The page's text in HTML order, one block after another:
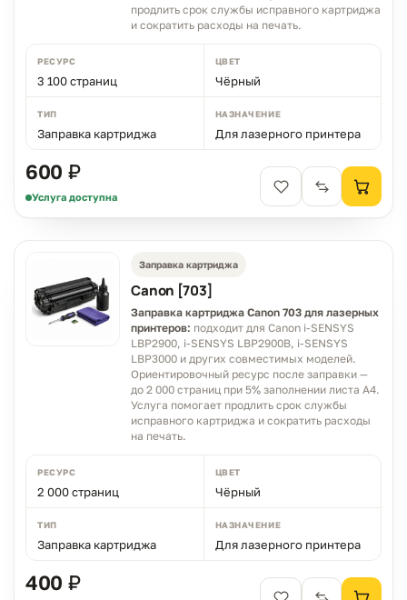
продлить срок службы исправного картриджа
и сократить расходы на печать.
РЕСУРС
3 100 страниц
ЦВЕТ
Чёрный
ТИП
Заправка картриджа
НАЗНАЧЕНИЕ
Для лазерного принтера
600 ₽
Услуга доступна
Заправка картриджа
Canon [703]
Заправка картриджа Canon 703 для лазерных
принтеров: подходит для Canon i-SENSYS
LBP2900, i-SENSYS LBP2900B, i-SENSYS
LBP3000 и других совместимых моделей.
Ориентировочный ресурс после заправки —
до 2 000 страниц при 5% заполнении листа A4.
Услуга помогает продлить срок службы
исправного картриджа и сократить расходы
на печать.
РЕСУРС
2 000 страниц
ЦВЕТ
Чёрный
ТИП
Заправка картриджа
НАЗНАЧЕНИЕ
Для лазерного принтера
400 ₽